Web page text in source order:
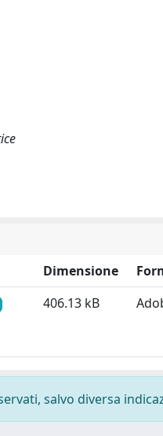
Dimensione
406.13 kB
salvo diversa